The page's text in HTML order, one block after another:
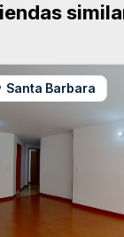
Santa Barbara